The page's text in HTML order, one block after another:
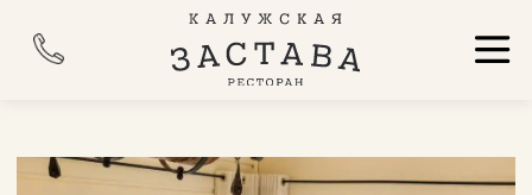
ГЛАВНАЯ